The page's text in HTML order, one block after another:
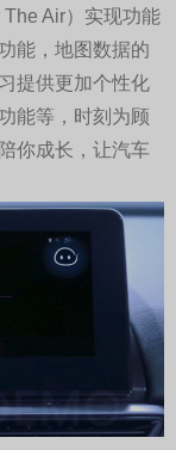
Air）实现功能
能，地图数据的
提供更加个性化
能等，时刻为顾
你成长，让汽车